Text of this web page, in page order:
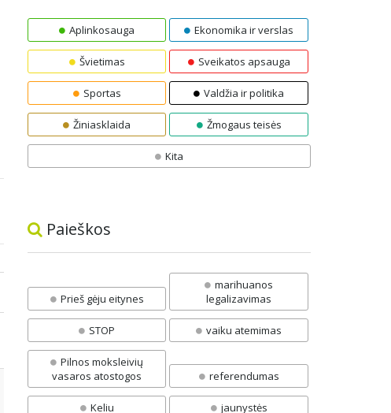
Aplinkosauga Ekonomika ir verslas
Švietimas Sveikatos apsauga
Sportas Valdžia ir politika
Žiniasklaida Žmogaus teisės
Kita
Paieškos
Prieš gėju eitynes
marihuanos
legalizavimas
STOP vaiku atemimas
Pilnos moksleivių
vasaros atostogos
referendumas
Keliu jaunystės